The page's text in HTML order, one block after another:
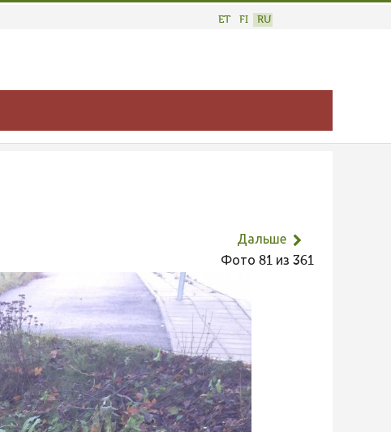
ET FI RU
Дальше
Фото 81 из 361